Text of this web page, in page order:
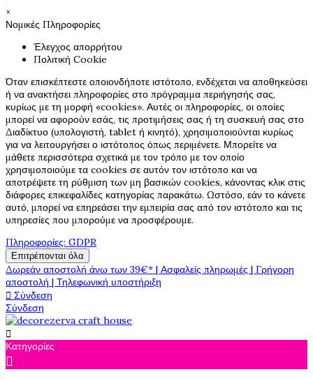
×
Νομικές Πληροφορίες
Έλεγχος απορρήτου
Πολιτική Cookie
Όταν επισκέπτεστε οποιονδήποτε ιστότοπο, ενδέχεται να αποθηκεύσει
ή να ανακτήσει πληροφορίες στο πρόγραμμα περιήγησής σας,
κυρίως με τη μορφή «cookies». Αυτές οι πληροφορίες, οι οποίες
μπορεί να αφορούν εσάς, τις προτιμήσεις σας ή τη συσκευή σας στο
Διαδίκτυο (υπολογιστή, tablet ή κινητό), χρησιμοποιούνται κυρίως
για να λειτουργήσει ο ιστότοπος όπως περιμένετε. Μπορείτε να
μάθετε περισσότερα σχετικά με τον τρόπο με τον οποίο
χρησιμοποιούμε τα cookies σε αυτόν τον ιστότοπο και να
αποτρέψετε τη ρύθμιση των μη βασικών cookies, κάνοντας κλικ στις
διάφορες επικεφαλίδες κατηγορίας παρακάτω. Ωστόσο, εάν το κάνετε
αυτό, μπορεί να επηρεάσει την εμπειρία σας από τον ιστότοπο και τις
υπηρεσίες που μπορούμε να προσφέρουμε.
Πληροφορίες: GDPR
Επιτρέπονται όλα
Δωρεάν αποστολή άνω των 39€* | Ασφαλείς πληρωμές | Γρήγορη
αποστολή | Τηλεφωνική υποστήριξη
 Σύνδεση
Σύνδεση

Κατηγορίες
